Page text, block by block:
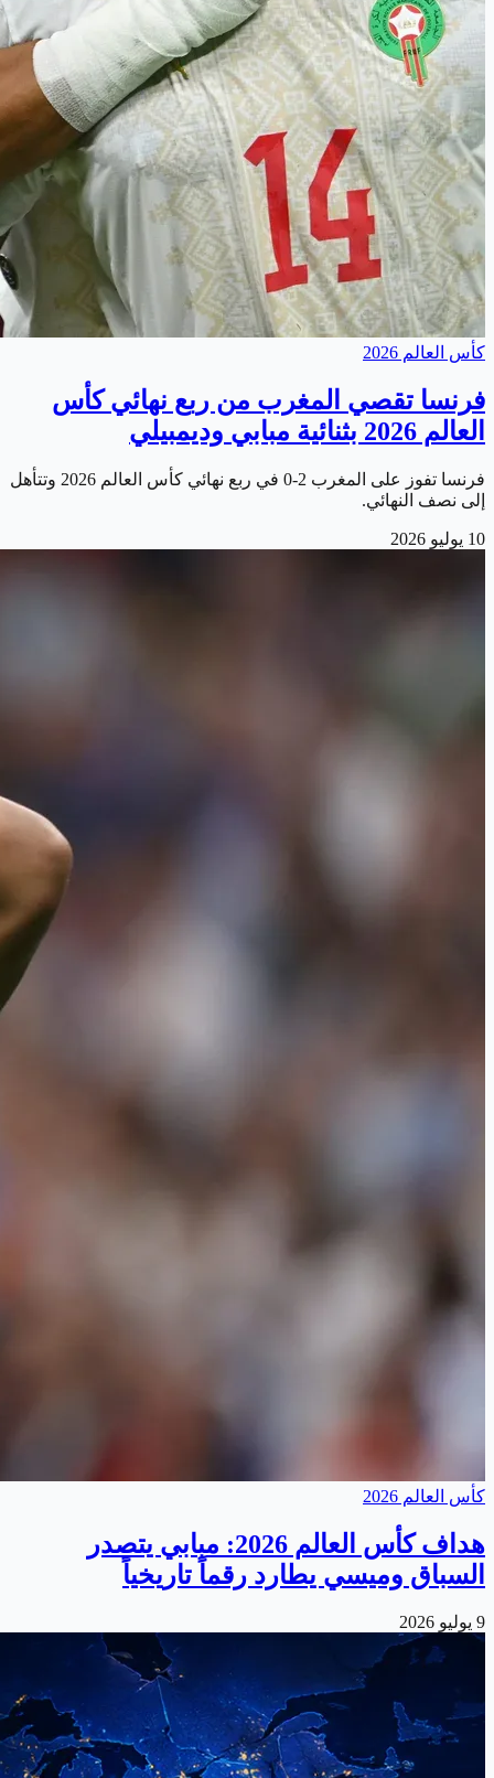
كأس العالم 2026
فرنسا تقصي المغرب من ربع نهائي كأس
العالم 2026 بثنائية مبابي وديمبيلي
فرنسا تفوز على المغرب 2-0 في ربع نهائي كأس العالم 2026 وتتأهل
إلى نصف النهائي.
10 يوليو 2026
كأس العالم 2026
هداف كأس العالم 2026: مبابي يتصدر
السباق وميسي يطارد رقماً تاريخياً
9 يوليو 2026